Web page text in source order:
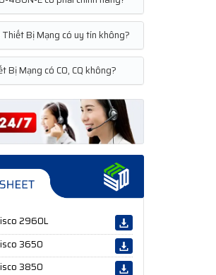
Bị Mạng có uy tín không?
Bị Mạng có CO, CQ không?
2960L
3650
3850